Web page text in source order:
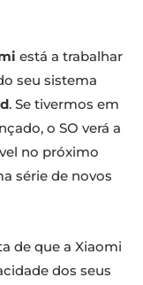
está a trabalhar
seu sistema
. Se tivermos em
o SO verá a
no próximo
série de novos
de que a Xiaomi
dos seus